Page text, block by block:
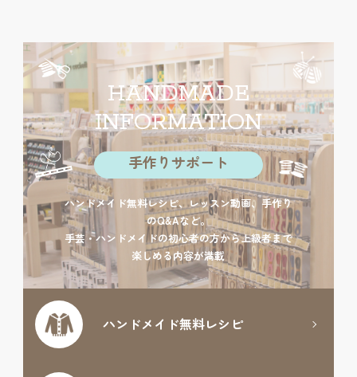
HANDMADE
INFORMATION
手作りサポート
ハンドメイド無料レシピ、レッスン動画、手作り
のQ&Aなど。
手芸・ハンドメイドの初心者の方から上級者まで
楽しめる内容が満載
ハンドメイド無料レシピ